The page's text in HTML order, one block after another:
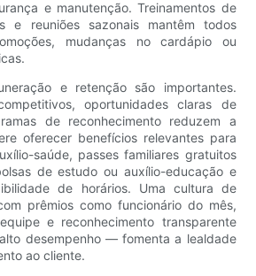
e manutenção. Treinamentos de
e reuniões sazonais mantêm todos
mudanças no cardápio ou
e retenção são importantes.
oportunidades claras de
de reconhecimento reduzem a
oferecer benefícios relevantes para
saúde, passes familiares gratuitos
de estudo ou auxílio-educação e
de horários. Uma cultura de
prêmios como funcionário do mês,
e reconhecimento transparente
desempenho — fomenta a lealdade
ao cliente.